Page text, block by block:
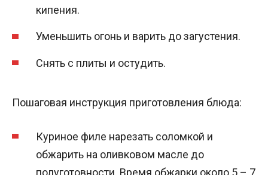
кипения.
Уменьшить огонь и варить до загустения.
Снять с плиты и остудить.
Пошаговая инструкция приготовления блюда:
Куриное филе нарезать соломкой и
обжарить на оливковом масле до
полуготовности. Время обжарки около 5 – 7